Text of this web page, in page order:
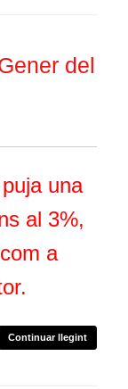
del
una
al 3%,
a
Continuar llegint